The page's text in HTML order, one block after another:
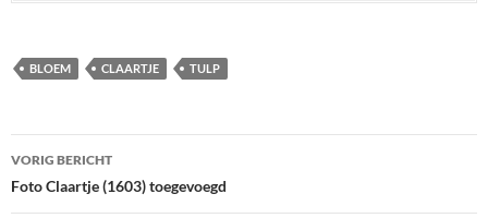
BLOEM CLAARTJE TULP
Bericht
navigatie
VORIG BERICHT
Foto Claartje (1603) toegevoegd